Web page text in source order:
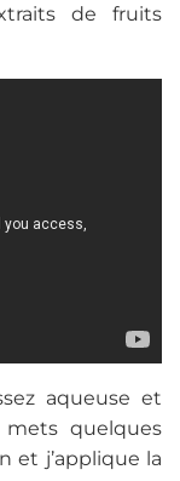
de fruits
aqueuse et
mets quelques
et j’applique la